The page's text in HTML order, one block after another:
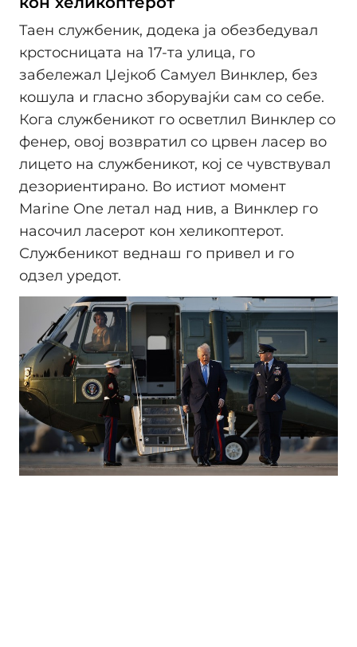
Таен службеник, додека ја обезбедувал
крстосницата на 17-та улица, го
забележал Џејкоб Самуел Винклер, без
кошула и гласно зборувајќи сам со себе.
Кога службеникот го осветлил Винклер со
фенер, овој возвратил со црвен ласер во
лицето на службеникот, кој се чувствувал
дезориентирано. Во истиот момент
Marine One летал над нив, а Винклер го
насочил ласерот кон хеликоптерот.
Службеникот веднаш го привел и го
одзел уредот.